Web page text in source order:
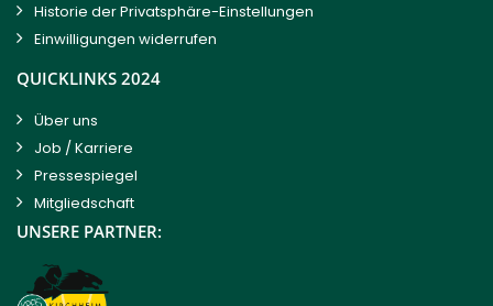
Historie der Privatsphäre-Einstellungen
Einwilligungen widerrufen
QUICKLINKS 2024
Über uns
Job / Karriere
Pressespiegel
Mitgliedschaft
UNSERE PARTNER: